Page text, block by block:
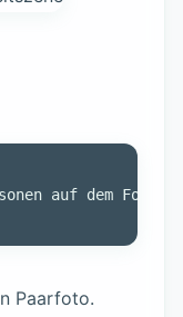
Paarfoto.